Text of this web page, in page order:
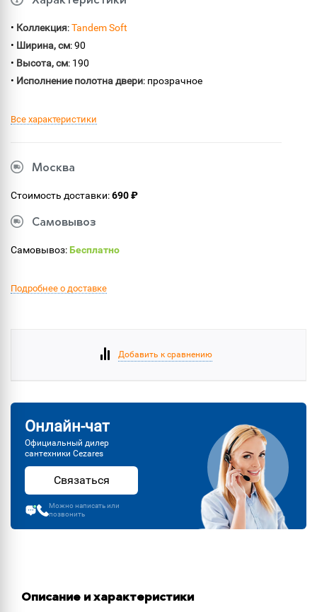
• Коллекция:Tandem Soft
• Ширина, см: 90
• Высота, см: 190
• Исполнение полотна двери: прозрачное
Все характеристики
Москва
Стоимость доставки:690 ₽
Самовывоз
Самовывоз:Бесплатно
Подробнее о доставке
Добавить к сравнению
Онлайн-чат
Официальный дилер
сантехники Cezares
Связаться
Можно написать или
позвонить
Описание и характеристики